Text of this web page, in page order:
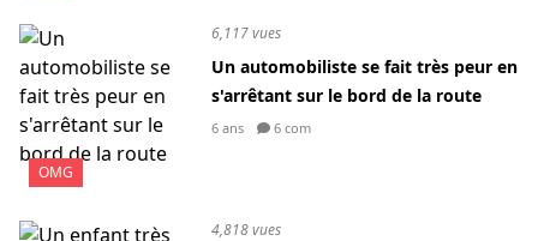
OMG
6,117 vues
Un automobiliste se fait très peur en
s'arrêtant sur le bord de la route
6 ans 6 com
4,818 vues